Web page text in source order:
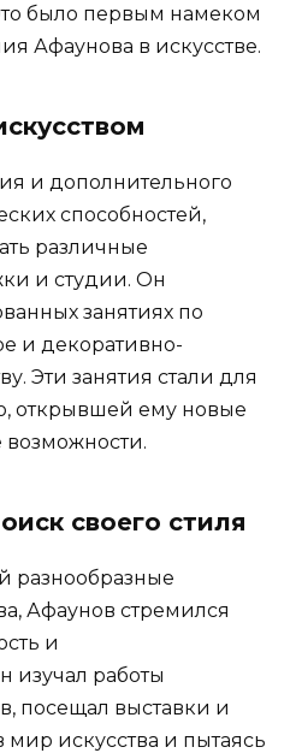
было первым намеком
Афаунова в искусстве.
и дополнительного
способностей,
различные
и студии. Он
занятиях по
и декоративно-
Эти занятия стали для
открывшей ему новые
возможности.
своего стиля
разнообразные
Афаунов стремился
и
изучал работы
посещал выставки и
мир искусства и пытаясь